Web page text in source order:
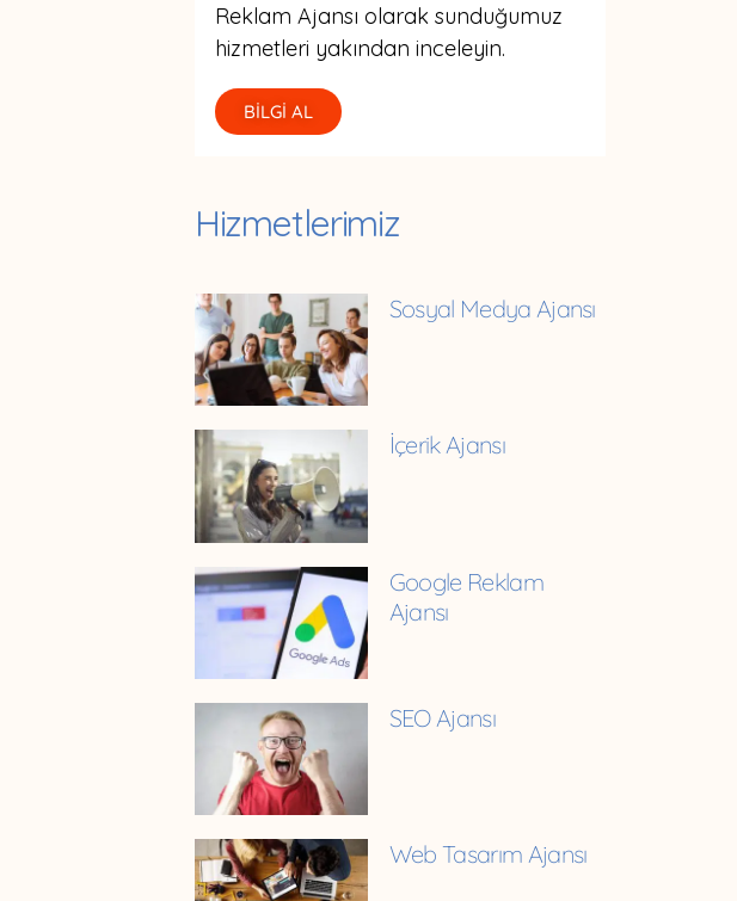
Reklam Ajansı olarak sunduğumuz
hizmetleri yakından inceleyin.
BİLGİ AL
Hizmetlerimiz
Sosyal Medya Ajansı
İçerik Ajansı
Google Reklam
Ajansı
SEO Ajansı
Web Tasarım Ajansı